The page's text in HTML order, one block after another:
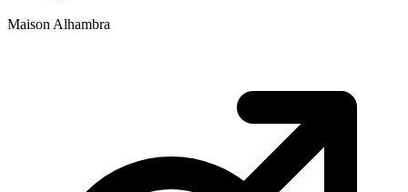
Maison Alhambra